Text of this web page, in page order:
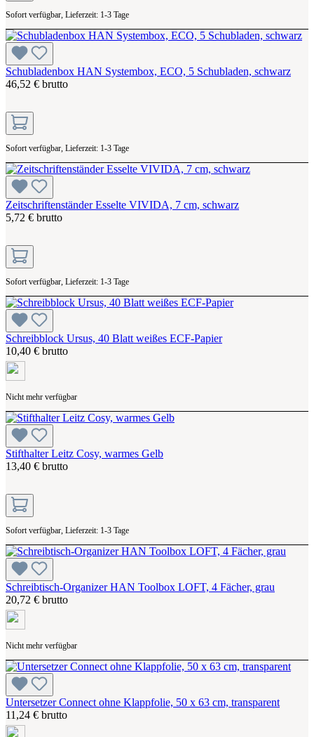
Sofort verfügbar, Lieferzeit: 1-3 Tage
Schubladenbox HAN Systembox, ECO, 5 Schubladen, schwarz
46,52 € brutto
Sofort verfügbar, Lieferzeit: 1-3 Tage
Zeitschriftenständer Esselte VIVIDA, 7 cm, schwarz
5,72 € brutto
Sofort verfügbar, Lieferzeit: 1-3 Tage
Schreibblock Ursus, 40 Blatt weißes ECF-Papier
10,40 € brutto
Nicht mehr verfügbar
Stifthalter Leitz Cosy, warmes Gelb
13,40 € brutto
Sofort verfügbar, Lieferzeit: 1-3 Tage
Schreibtisch-Organizer HAN Toolbox LOFT, 4 Fächer, grau
20,72 € brutto
Nicht mehr verfügbar
Untersetzer Connect ohne Klappfolie, 50 x 63 cm, transparent
11,24 € brutto